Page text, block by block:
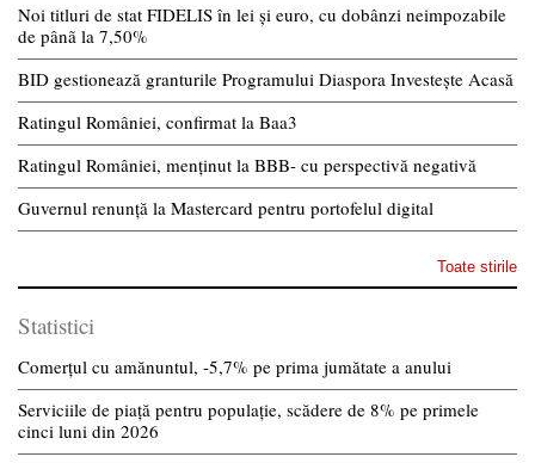
Noi titluri de stat FIDELIS în lei și euro, cu dobânzi neimpozabile
de pânã la 7,50%
BID gestionează granturile Programului Diaspora Investește Acasă
Ratingul României, confirmat la Baa3
Ratingul României, menținut la BBB- cu perspectivă negativă
Guvernul renunță la Mastercard pentru portofelul digital
Toate stirile
Statistici
Comerțul cu amănuntul, -5,7% pe prima jumătate a anului
Serviciile de piață pentru populație, scădere de 8% pe primele
cinci luni din 2026